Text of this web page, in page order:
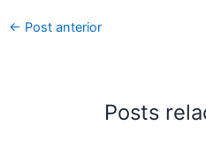
← Post anterior
Posts